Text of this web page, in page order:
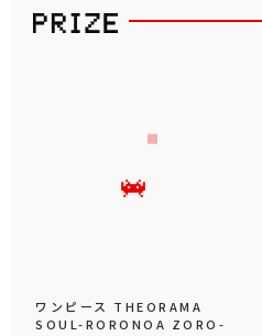
ワンピース THEORAMA
SOUL-RORONOA ZORO-